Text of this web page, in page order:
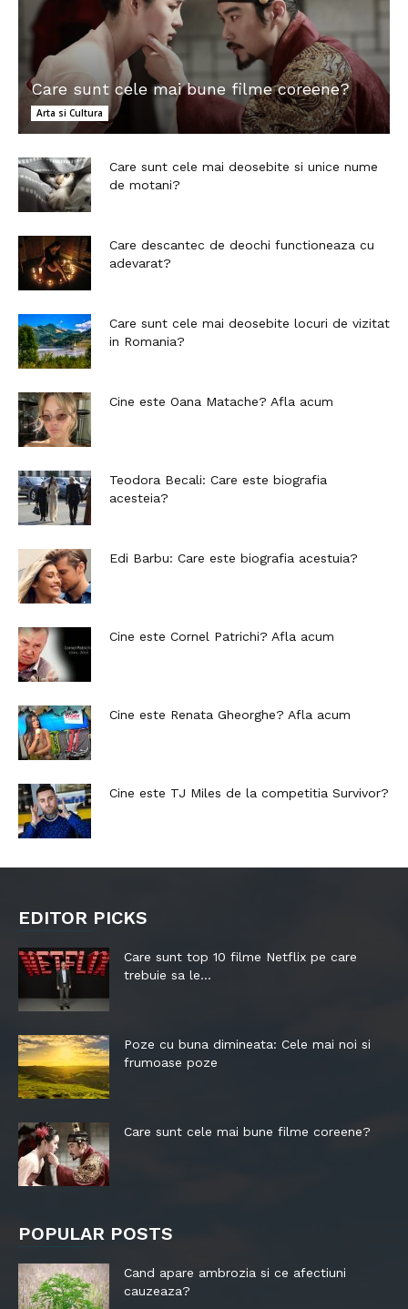
Care sunt cele mai bune filme coreene?
Arta si Cultura
Care sunt cele mai deosebite si unice nume
de motani?
Care descantec de deochi functioneaza cu
adevarat?
Care sunt cele mai deosebite locuri de vizitat
in Romania?
Cine este Oana Matache? Afla acum
Teodora Becali: Care este biografia
acesteia?
Edi Barbu: Care este biografia acestuia?
Cine este Cornel Patrichi? Afla acum
Cine este Renata Gheorghe? Afla acum
Cine este TJ Miles de la competitia Survivor?
EDITOR PICKS
Care sunt top 10 filme Netflix pe care
trebuie sa le...
Poze cu buna dimineata: Cele mai noi si
frumoase poze
Care sunt cele mai bune filme coreene?
POPULAR POSTS
Cand apare ambrozia si ce afectiuni
cauzeaza?